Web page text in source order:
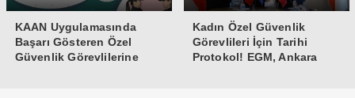
KAAN Uygulamasında
Başarı Gösteren Özel
Güvenlik Görevlilerine
Kadın Özel Güvenlik
Görevlileri İçin Tarihi
Protokol! EGM, Ankara